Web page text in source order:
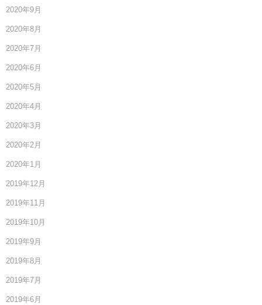
2020年9月
2020年8月
2020年7月
2020年6月
2020年5月
2020年4月
2020年3月
2020年2月
2020年1月
2019年12月
2019年11月
2019年10月
2019年9月
2019年8月
2019年7月
2019年6月